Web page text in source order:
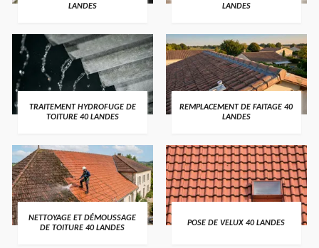
LANDES
LANDES
TRAITEMENT HYDROFUGE DE
TOITURE 40 LANDES
REMPLACEMENT DE FAITAGE 40
LANDES
NETTOYAGE ET DÉMOUSSAGE
DE TOITURE 40 LANDES
POSE DE VELUX 40 LANDES